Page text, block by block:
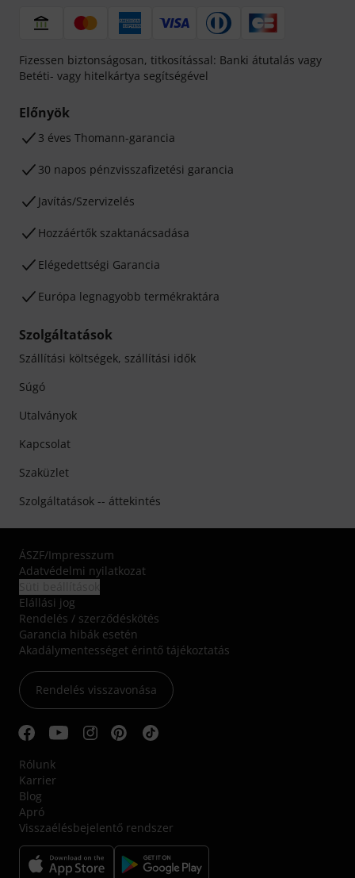
Fizessen biztonságosan, titkosítással: Banki átutalás vagy
Betéti- vagy hitelkártya segítségével
Előnyök
3 éves Thomann-garancia
30 napos pénzvisszafizetési garancia
Javítás/Szervizelés
Hozzáértők szaktanácsadása
Elégedettségi Garancia
Európa legnagyobb termékraktára
Szolgáltatások
Szállítási költségek, szállítási idők
Súgó
Utalványok
Kapcsolat
Szaküzlet
Szolgáltatások -- áttekintés
ÁSZF/Impresszum
Adatvédelmi nyilatkozat
Elállási jog
Rendelés / szerződéskötés
Garancia hibák esetén
Akadálymentességet érintő tájékoztatás
Rendelés visszavonása
Rólunk
Karrier
Blog
Apró
Visszaélésbejelentő rendszer